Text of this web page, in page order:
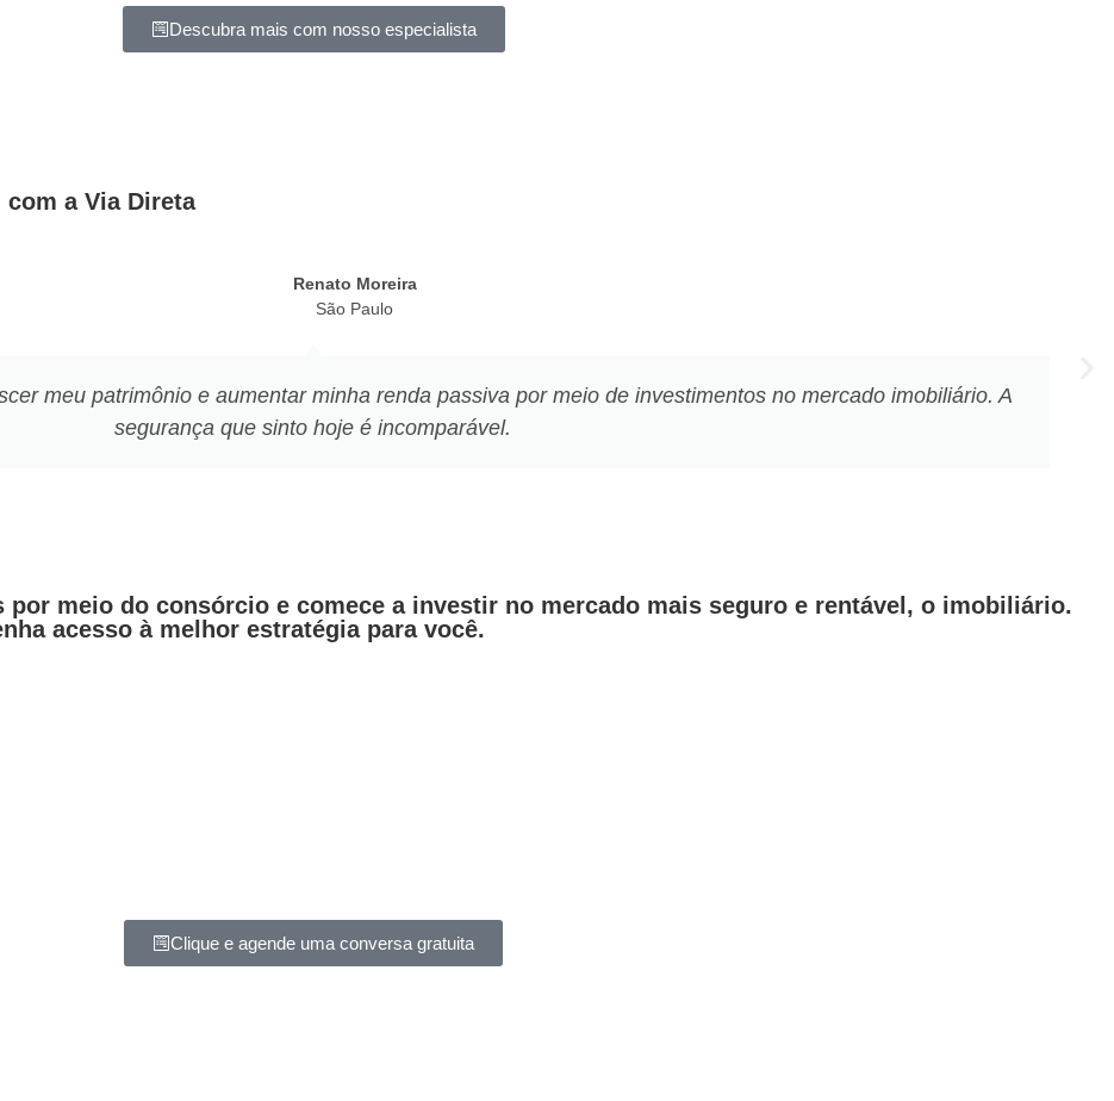
Descubra mais com nosso especialista
a Via Direta
meu patrimônio e aumentar minha renda passiva por meio de investimentos no mercado imobiliário. A
segurança que sinto hoje é incomparável.
Renato Moreira
São Paulo
meio do consórcio e comece a investir no mercado mais seguro e rentável, o imobiliário.
acesso à melhor estratégia para você.
Clique e agende uma conversa gratuita